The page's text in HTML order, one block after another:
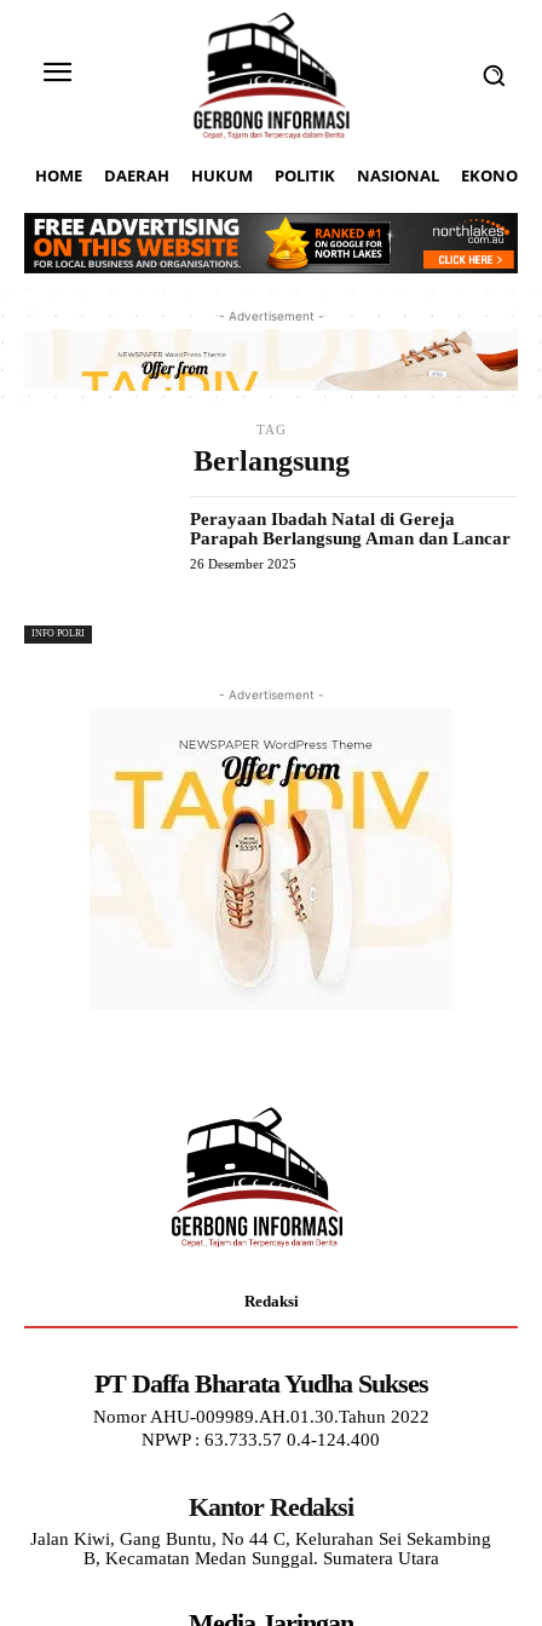
HOME DAERAH HUKUM POLITIK NASIONAL EKONOMI
- Advertisement -
TAG
Berlangsung
INFO POLRI
Perayaan Ibadah Natal di Gereja
Parapah Berlangsung Aman dan Lancar
26 Desember 2025
- Advertisement -
Redaksi
PT Daffa Bharata Yudha Sukses
Nomor AHU-009989.AH.01.30.Tahun 2022
NPWP : 63.733.57 0.4-124.400
Kantor Redaksi
Jalan Kiwi, Gang Buntu, No 44 C, Kelurahan Sei Sekambing
B, Kecamatan Medan Sunggal. Sumatera Utara